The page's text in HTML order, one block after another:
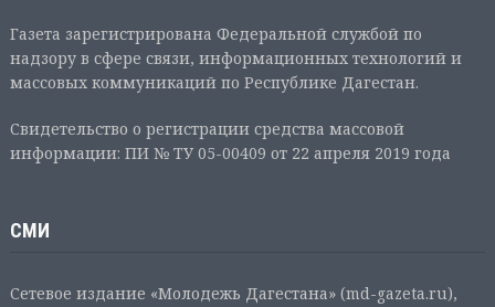
Газета зарегистрирована Федеральной службой по
надзору в сфере связи, информационных технологий и
массовых коммуникаций по Республике Дагестан.
Свидетельство о регистрации средства массовой
информации: ПИ № ТУ 05-00409 от 22 апреля 2019 года
СМИ
Сетевое издание «Молодежь Дагестана» (md-gazeta.ru),